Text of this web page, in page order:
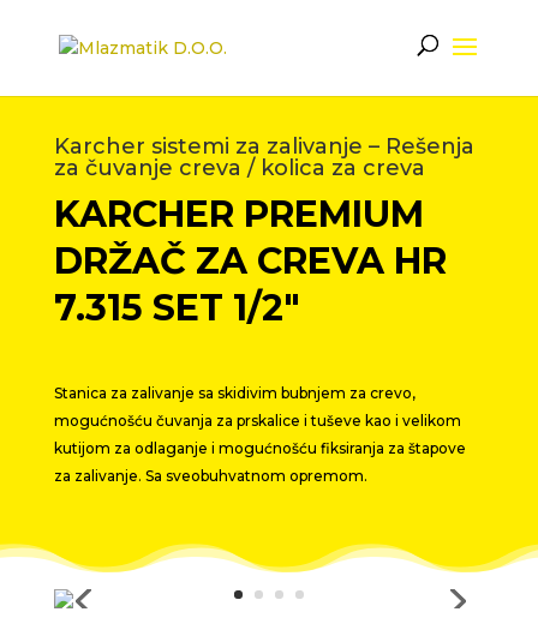
Karcher sistemi za zalivanje – Rešenja
za čuvanje creva / kolica za creva
KARCHER PREMIUM
DRŽAČ ZA CREVA HR
7.315 SET 1/2″
Stanica za zalivanje sa skidivim bubnjem za crevo,
mogućnošću čuvanja za prskalice i tuševe kao i velikom
kutijom za odlaganje i mogućnošću fiksiranja za štapove
za zalivanje. Sa sveobuhvatnom opremom.